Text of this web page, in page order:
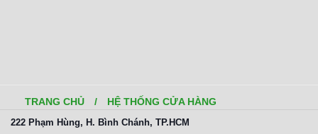
TRANG CHỦ / HỆ THỐNG CỬA HÀNG
222 Phạm Hùng, H. Bình Chánh, TP.HCM